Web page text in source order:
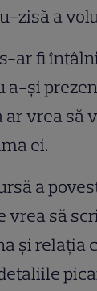
zisă a
ar fi
a-şi
ar vrea să
ei.
a
vrea să
şi relaţia